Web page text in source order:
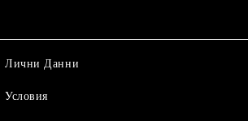
Лични Данни
Условия